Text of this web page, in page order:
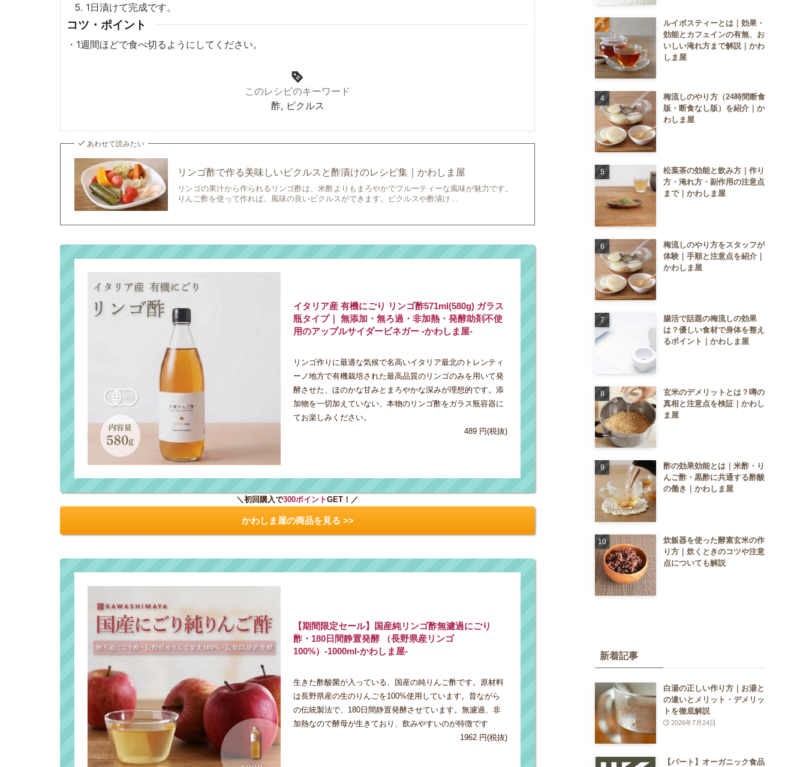
1日漬けて完成です。
コツ・ポイント
・ 1週間ほどで食べ切るようにしてください。
このレシピのキーワード
酢, ピクルス
あわせて読みたい
リンゴ酢で作る美味しいピクルスと酢漬けのレシピ集｜かわしま屋
リンゴの果汁から作られるリンゴ酢は、米酢よりもまろやかでフルーティーな風味が魅力です。
りんご酢を使って作れば、風味の良いピクルスができます。ピクルスや酢漬け…
イタリア産 有機にごり リンゴ酢571ml(580g) ガラス
瓶タイプ｜ 無添加・無ろ過・非加熱・発酵助剤不使
用のアップルサイダービネガー -かわしま屋-
リンゴ作りに最適な気候で名高いイタリア最北のトレンティ
ーノ地方で有機栽培された最高品質のリンゴのみを用いて発
酵させた、ほのかな甘みとまろやかな深みが理想的です。添
加物を一切加えていない、本物のリンゴ酢をガラス瓶容器に
てお楽しみください。
489 円(税抜)
＼初回購入で300ポイントGET！／
かわしま屋の商品を見る >>
【期間限定セール】国産純リンゴ酢無濾過にごり
酢・180日間静置発酵 （長野県産リンゴ
100%）-1000ml-かわしま屋-
生きた酢酸菌が入っている、国産の純りんご酢です。原材料
は長野県産の生のりんごを100%使用しています。昔ながら
の伝統製法で、180日間静置発酵させています。無濾過、非
加熱なので酵母が生きており、飲みやすいのが特徴です
1962 円(税抜)
ルイボスティーとは｜効果・
効能とカフェインの有無、お
いしい淹れ方まで解説｜かわ
しま屋
梅流しのやり方（24時間断食
版・断食なし版）を紹介｜か
わしま屋
松葉茶の効能と飲み方｜作り
方・淹れ方・副作用の注意点
まで｜かわしま屋
梅流しのやり方をスタッフが
体験｜手順と注意点を紹介｜
かわしま屋
腸活で話題の梅流しの効果
は？優しい食材で身体を整え
るポイント｜かわしま屋
玄米のデメリットとは？噂の
真相と注意点を検証｜かわし
ま屋
酢の効果効能とは｜米酢・り
んご酢・黒酢に共通する酢酸
の働き｜かわしま屋
炊飯器を使った酵素玄米の作
り方｜炊くときのコツや注意
点についても解説
新着記事
白湯の正しい作り方｜お湯と
の違いとメリット・デメリッ
トを徹底解説
2026年7月24日
【パート】オーガニック食品